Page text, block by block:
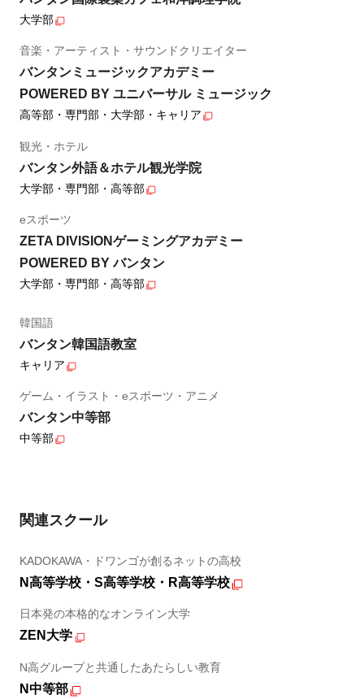
大学部
音楽・アーティスト・サウンドクリエイター
バンタンミュージックアカデミー
POWERED BY ユニバーサル ミュージック
高等部・専門部・大学部・キャリア
観光・ホテル
バンタン外語＆ホテル観光学院
大学部・専門部・高等部
eスポーツ
ZETA DIVISIONゲーミングアカデミー
POWERED BY バンタン
大学部・専門部・高等部
韓国語
バンタン韓国語教室
キャリア
ゲーム・イラスト・eスポーツ・アニメ
バンタン中等部
中等部
関連スクール
KADOKAWA・ドワンゴが創るネットの高校
N高等学校・S高等学校・R高等学校
日本発の本格的なオンライン大学
ZEN大学
N高グループと共通したあたらしい教育
N中等部